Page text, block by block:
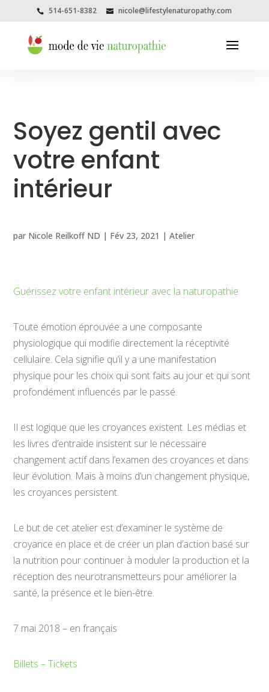
514-651-8382 nicole@lifestylenaturopathy.com
Soyez gentil avec
votre enfant
intérieur
par Nicole Reilkoff ND | Fév 23, 2021 |Atelier
Guérissez votre enfant intérieur avec la naturopathie
Toute émotion éprouvée a une composante
physiologique qui modifie directement la réceptivité
cellulaire. Cela signifie qu’il y a une manifestation
physique pour les choix qui sont faits au jour et qui sont
profondément influencés par le passé.
Il est logique que les croyances existent. Les médias et
les livres d’entraide insistent sur le nécessaire
changement actif dans l’examen des croyances et dans
leur évolution. Mais à moins d’un changement physique,
les croyances persistent.
Le but de cet atelier est d’examiner le système de
croyance en place et de créer un plan d’action basé sur
la nutrition pour continuer à moduler la production et la
réception des neurotransmetteurs pour améliorer la
santé, la présence et le bien-être.
7 mai 2018 – en français
Billets – Tickets